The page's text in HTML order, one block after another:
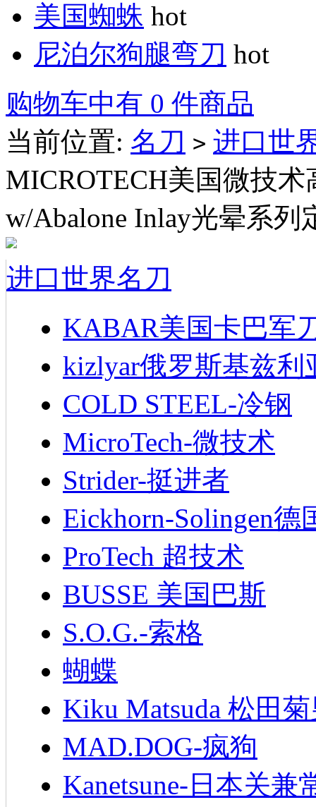
美国蜘蛛 hot
尼泊尔狗腿弯刀 hot
购物车中有 0 件商品
当前位置: 名刀 > 进口世
MICROTECH美国微技
w/Abalone Inlay光晕系列
进口世界名刀
KABAR美国卡巴军
kizlyar俄罗斯基兹利
COLD STEEL-冷钢
MicroTech-微技术
Strider-挺进者
Eickhorn-Solingen德
ProTech 超技术
BUSSE 美国巴斯
S.O.G.-索格
蝴蝶
Kiku Matsuda 松田
MAD.DOG-疯狗
Kanetsune-日本关兼